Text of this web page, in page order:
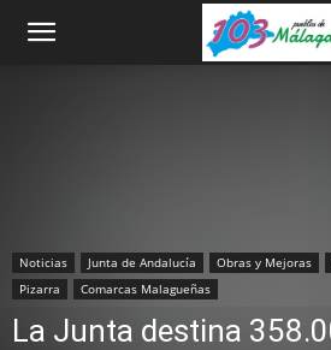
Noticias Junta de Andalucía Obras y Mejoras
Pizarra
Comarcas Malagueñas
La Junta destina